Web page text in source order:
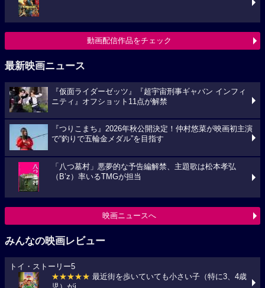
動画配信作品をチェック
最新映画ニュース
『仮面ライダーゼッツ』『超宇宙刑事ギャバン インフィ
ニティ』オフショット11点が解禁
『つりこまち』2026年秋公開決定！仲村悠菜が映画初主演
で“釣りで五輪金メダル”を目指す
「八つ墓村」悪夢的な予告編解禁、主題歌は松本孝弘
（B’z）率いるTMGが担当
映画ニュースへ
みんなの映画レビュー
トイ・ストーリー5
★★★★★ 最近街を歩いていても小さい子（特に3、4歳